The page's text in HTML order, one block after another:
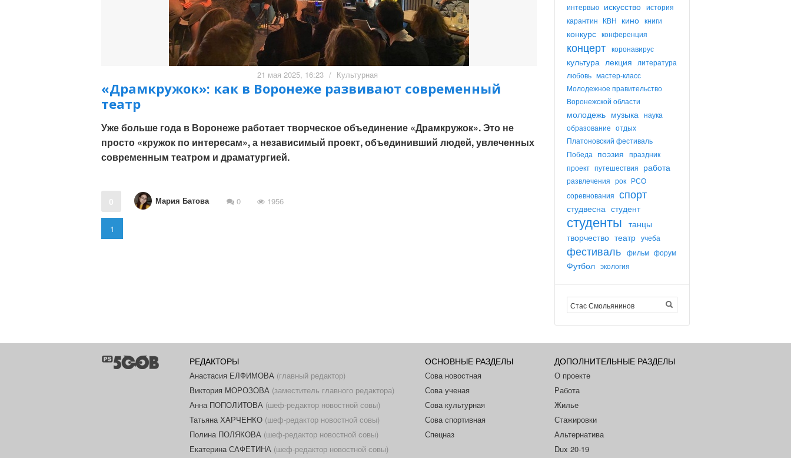
21 мая 2025, 16:23 / Культурная
«Драмкружок»: как в Воронеже развивают современный
театр
Уже больше года в Воронеже работает творческое объединение «Драмкружок». Это не
просто «кружок по интересам», а независимый проект, объединивший людей, увлеченных
современным театром и драматургией.
0 Мария Батова 0 1956
1
интервью искусство история
карантин КВН кино книги
конкурс конференция
концерт коронавирус
культура лекция
литература
любовь мастер-класс
Молодежное правительство
Воронежской области
молодежь музыка наука
образование отдых
Платоновский фестиваль
Победа поэзия праздник
проект путешествия работа
развлечения рок РСО
соревнования спорт
студвесна студент
студенты танцы
творчество театр учеба
фестиваль фильм форум
Футбол экология
РЕДАКТОРЫ
Анастасия ЕЛФИМОВА (главный редактор)
Виктория МОРОЗОВА (заместитель главного редактора)
Анна ПОПОЛИТОВА (шеф-редактор новостной совы)
Татьяна ХАРЧЕНКО (шеф-редактор новостной совы)
Полина ПОЛЯКОВА (шеф-редактор новостной совы)
Екатерина САФЕТИНА (шеф-редактор новостной совы)
ОСНОВНЫЕ РАЗДЕЛЫ
Сова новостная
Сова ученая
Сова культурная
Сова спортивная
Спецназ
ДОПОЛНИТЕЛЬНЫЕ РАЗДЕЛЫ
О проекте
Работа
Жилье
Стажировки
Альтернатива
Dux 20-19